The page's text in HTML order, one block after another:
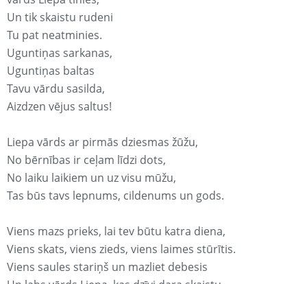
Un tik skaistu rudeni
Tu pat neatminies.
Uguntiņas sarkanas,
Uguntiņas baltas
Tavu vārdu sasilda,
Aizdzen vējus saltus!
Liepa vārds ar pirmās dziesmas žūžu,
No bērnības ir ceļam līdzi dots,
No laiku laikiem un uz visu mūžu,
Tas būs tavs lepnums, cildenums un gods.
Viens mazs prieks, lai tev būtu katra diena,
Viens skats, viens zieds, viens laimes stūrītis.
Viens saules stariņš un mazliet debesis